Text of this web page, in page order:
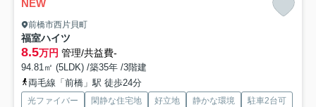
NEW
前橋市西片貝町
福室ハイツ
8.5万円 管理/共益費-
94.81㎡ (5LDK) /築35年 /3階建
両毛線「前橋」駅 徒歩24分
光ファイバー 閑静な住宅地 好立地 静かな環境
駐車2台可